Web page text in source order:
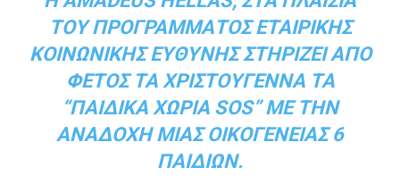
ΤΟΥ ΠΡΟΓΡΆΜΜΑΤΟΣ ΕΤΑΙΡΙΚΉΣ
ΚΟΙΝΩΝΙΚΉΣ ΕΥΘΎΝΗΣ ΣΤΗΡΊΖΕΙ ΑΠΌ
ΦΈΤΟΣ ΤΑ ΧΡΙΣΤΟΎΓΕΝΝΑ ΤΑ
“ΠΑΙΔΙΚΆ ΧΩΡΙΆ SOS” ΜΕ ΤΗΝ
ΑΝΑΔΟΧΉ ΜΙΑΣ ΟΙΚΟΓΈΝΕΙΑΣ 6
ΠΑΙΔΙΏΝ.